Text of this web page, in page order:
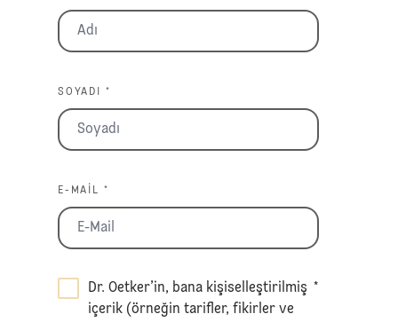
SOYADI *
E-MAIL *
Dr. Oetker’in, bana kişiselleştirilmiş
içerik (örneğin tarifler, fikirler ve
*